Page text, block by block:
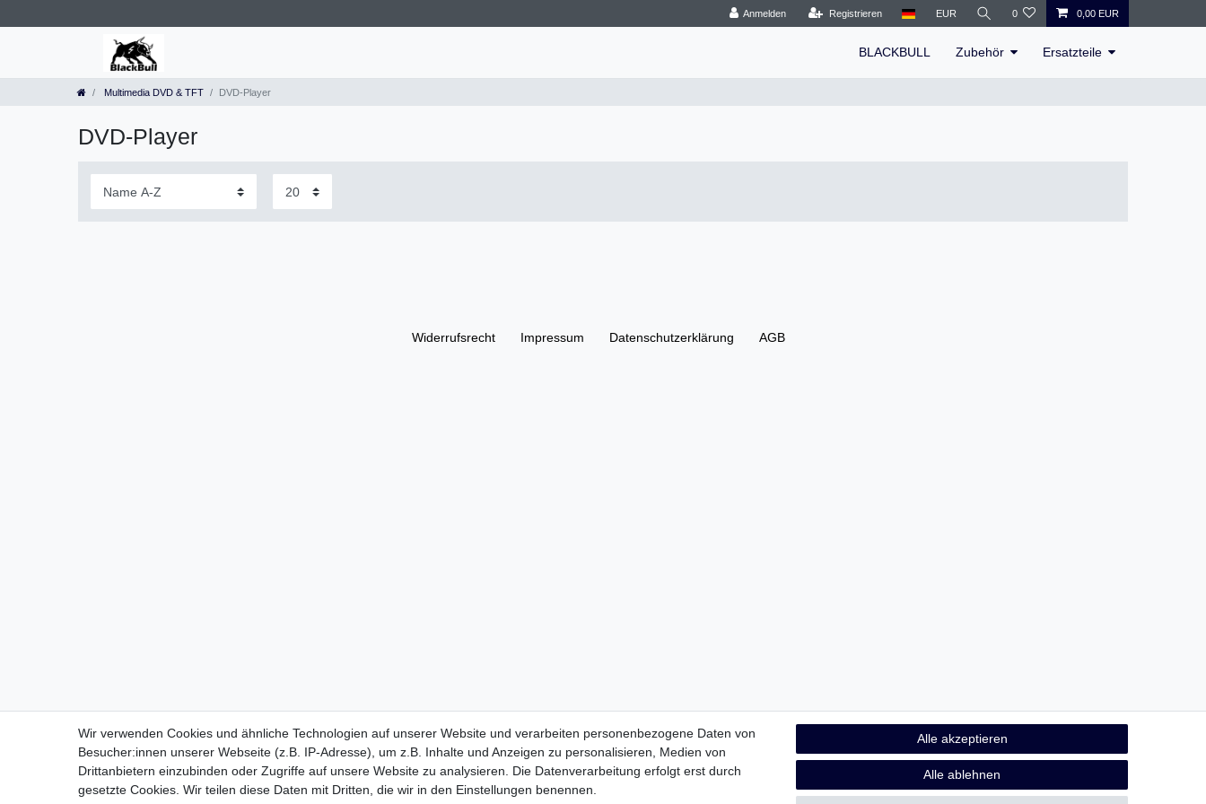
Anmelden Registrieren EUR 0 0,00 EUR
BLACKBULL Zubehör Ersatzteile
Multimedia DVD & TFT DVD-Player
DVD-Player
Widerrufs­recht Impressum Daten­schutz­erklärung AGB
Wir verwenden Cookies und ähnliche Technologien auf unserer Website und verarbeiten personenbezogene Daten von
Besucher:innen unserer Webseite (z.B. IP-Adresse), um z.B. Inhalte und Anzeigen zu personalisieren, Medien von
Drittanbietern einzubinden oder Zugriffe auf unsere Website zu analysieren. Die Datenverarbeitung erfolgt erst durch
gesetzte Cookies. Wir teilen diese Daten mit Dritten, die wir in den Einstellungen benennen.
Alle akzeptieren
Alle ablehnen